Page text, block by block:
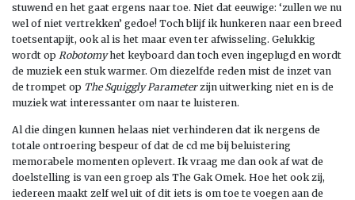
stuwend en het gaat ergens naar toe. Niet dat eeuwige: ‘zullen we nu
wel of niet vertrekken’ gedoe! Toch blijf ik hunkeren naar een breed
toetsentapijt, ook al is het maar even ter afwisseling. Gelukkig
wordt op Robotomyhet keyboard dan toch even ingeplugd en wordt
de muziek een stuk warmer. Om diezelfde reden mist de inzet van
de trompet op The Squiggly Parameterzijn uitwerking niet en is de
muziek wat interessanter om naar te luisteren.
Al die dingen kunnen helaas niet verhinderen dat ik nergens de
totale ontroering bespeur of dat de cd me bij beluistering
memorabele momenten oplevert. Ik vraag me dan ook af wat de
doelstelling is van een groep als The Gak Omek. Hoe het ook zij,
iedereen maakt zelf wel uit of dit iets is om toe te voegen aan de